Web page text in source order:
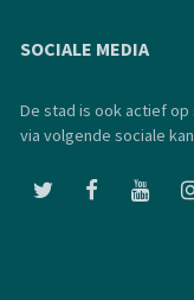
SOCIALE MEDIA
De stad is ook actief
via volgende sociale